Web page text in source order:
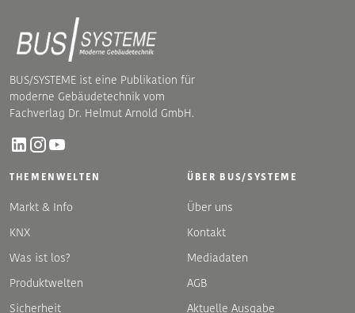
BUS/SYSTEME ist eine Publikation für
moderne Gebäudetechnik vom
Fachverlag Dr. Helmut Arnold GmbH.
THEMENWELTEN
Markt & Info
KNX
Was ist los?
Produktwelten
Sicherheit
ÜBER BUS/SYSTEME
Über uns
Kontakt
Mediadaten
AGB
Aktuelle Ausgabe